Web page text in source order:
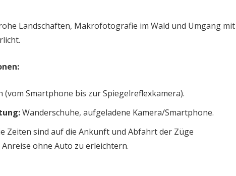
Landschaften, Makrofotografie im Wald und Umgang mit
(vom Smartphone bis zur Spiegelreflexkamera).
Wanderschuhe, aufgeladene Kamera/Smartphone.
Zeiten sind auf die Ankunft und Abfahrt der Züge
ohne Auto zu erleichtern.